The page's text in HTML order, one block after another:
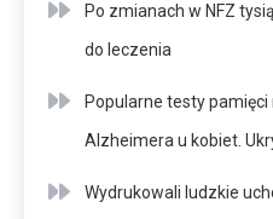
Po zmianach w NFZ
do leczenia
Popularne testy
Alzheimera u kobiet.
Wydrukowali ludzkie